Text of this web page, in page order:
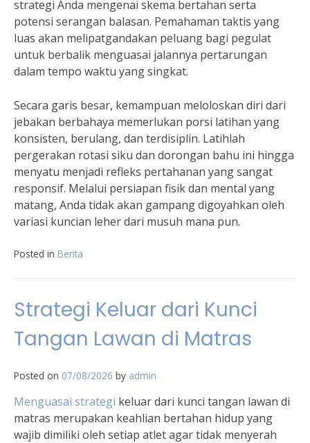
strategi Anda mengenai skema bertahan serta
potensi serangan balasan. Pemahaman taktis yang
luas akan melipatgandakan peluang bagi pegulat
untuk berbalik menguasai jalannya pertarungan
dalam tempo waktu yang singkat.
Secara garis besar, kemampuan meloloskan diri dari
jebakan berbahaya memerlukan porsi latihan yang
konsisten, berulang, dan terdisiplin. Latihlah
pergerakan rotasi siku dan dorongan bahu ini hingga
menyatu menjadi refleks pertahanan yang sangat
responsif. Melalui persiapan fisik dan mental yang
matang, Anda tidak akan gampang digoyahkan oleh
variasi kuncian leher dari musuh mana pun.
Posted in Berita
Strategi Keluar dari Kunci
Tangan Lawan di Matras
Posted on 07/08/2026 by admin
Menguasai strategi keluar dari kunci tangan lawan di
matras merupakan keahlian bertahan hidup yang
wajib dimiliki oleh setiap atlet agar tidak menyerah